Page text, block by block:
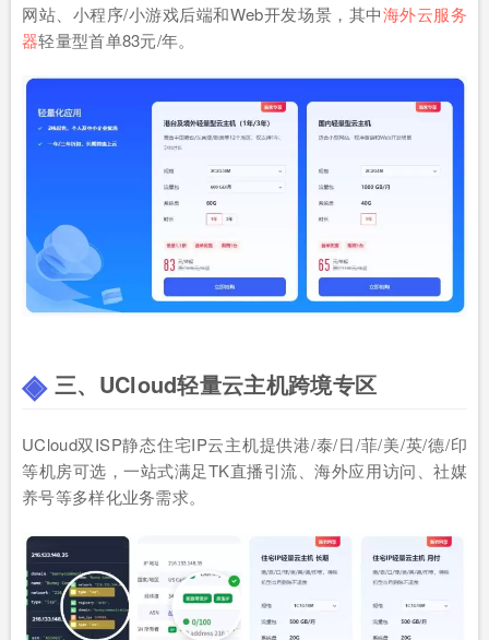
网站、小程序/小游戏后端和Web开发场景，其中海外云服务
器轻量型首单83元/年。
三、UCloud轻量云主机跨境专区
UCloud双ISP静态住宅IP云主机提供港/泰/日/菲/美/英/德/印
等机房可选，一站式满足TK直播引流、海外应用访问、社媒
养号等多样化业务需求。